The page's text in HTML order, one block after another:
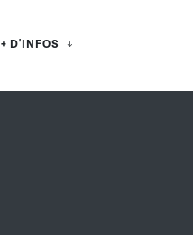
+ D'INFOS